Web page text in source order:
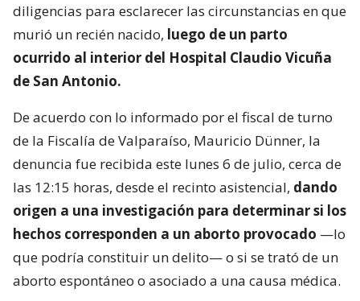
diligencias para esclarecer las circunstancias en que
murió un recién nacido, luego de un parto
ocurrido al interior del Hospital Claudio Vicuña
de San Antonio.
De acuerdo con lo informado por el fiscal de turno
de la Fiscalía de Valparaíso, Mauricio Dünner, la
denuncia fue recibida este lunes 6 de julio, cerca de
las 12:15 horas, desde el recinto asistencial, dando
origen a una investigación para determinar si los
hechos corresponden a un aborto provocado —lo
que podría constituir un delito— o si se trató de un
aborto espontáneo o asociado a una causa médica.